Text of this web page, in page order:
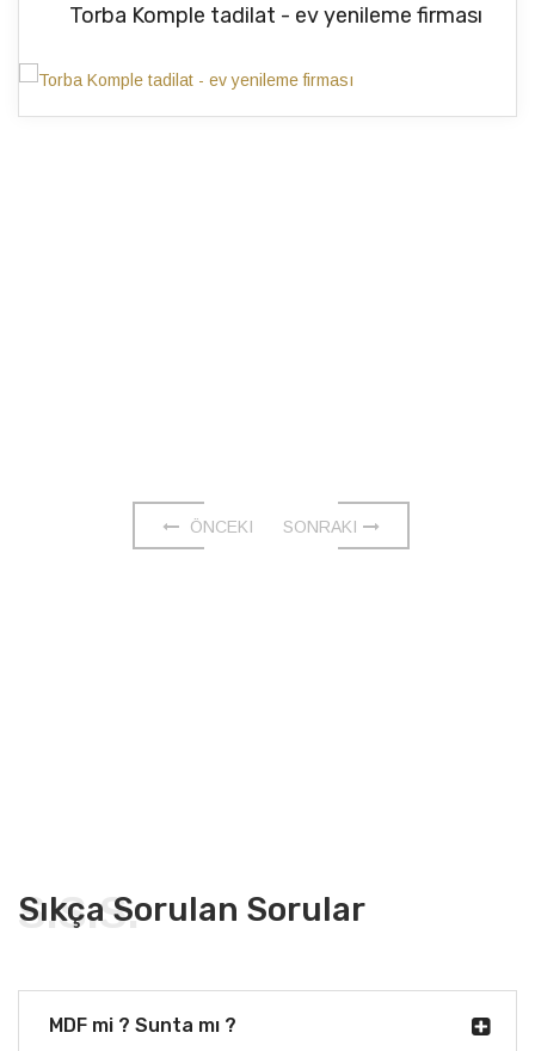
Torba Komple tadilat - ev yenileme firması
ÖNCEKI SONRAKI
S.S.S.
Sıkça Sorulan Sorular
MDF mi ? Sunta mı ?